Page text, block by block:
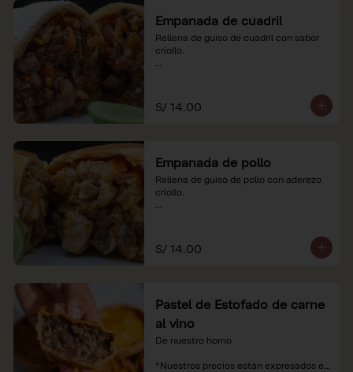
Empanada de cuadril
Rellena de guiso de cuadril con sabor
criollo.
S/ 14.00
Empanada de pollo
Rellena de guiso de pollo con aderezo
criollo.
S/ 14.00
Pastel de Estofado de carne
al vino
De nuestro horno
*Nuestros precios están expresados en